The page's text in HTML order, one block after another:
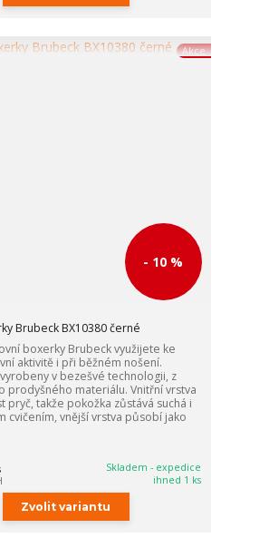
Akce
- 10 %
Brubeck BX10380 černé
boxerky Brubeck využijete ke
aktivitě i při běžném nošení.
v bezešvé technologii, z
prodyšného materiálu. Vnitřní vrstva
pryč, takže pokožka zůstává suchá i
cvičením, vnější vrstva působí jako
Skladem - expedice
ihned 1 ks
Zvolit variantu